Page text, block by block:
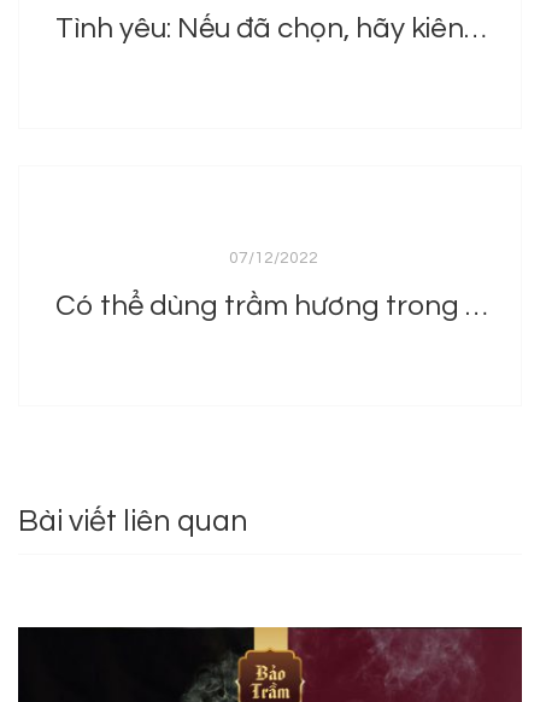
Tình yêu: Nếu đã chọn, hãy kiên trì
07/12/2022
Có thể dùng trầm hương trong liệu pháp chữa lành?
Bài viết liên quan